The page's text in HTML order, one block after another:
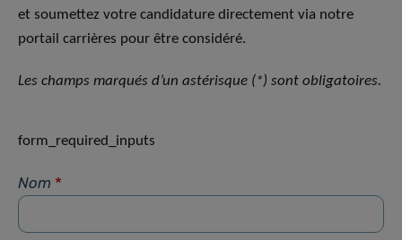
et soumettez votre candidature directement via notre
portail carrières pour être considéré.
Les champs marqués d’un astérisque (*) sont obligatoires.
form_required_inputs
Nom *